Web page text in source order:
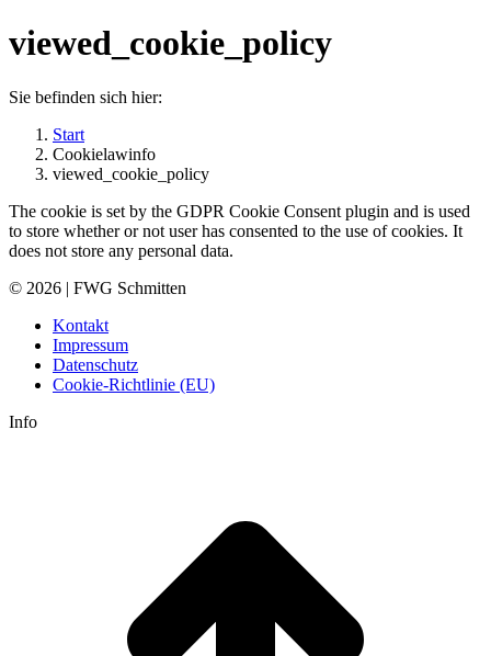
viewed_cookie_policy
Sie befinden sich hier:
Start
Cookielawinfo
viewed_cookie_policy
The cookie is set by the GDPR Cookie Consent plugin and is used
to store whether or not user has consented to the use of cookies. It
does not store any personal data.
© 2026 | FWG Schmitten
Kontakt
Impressum
Datenschutz
Cookie-Richtlinie (EU)
Info